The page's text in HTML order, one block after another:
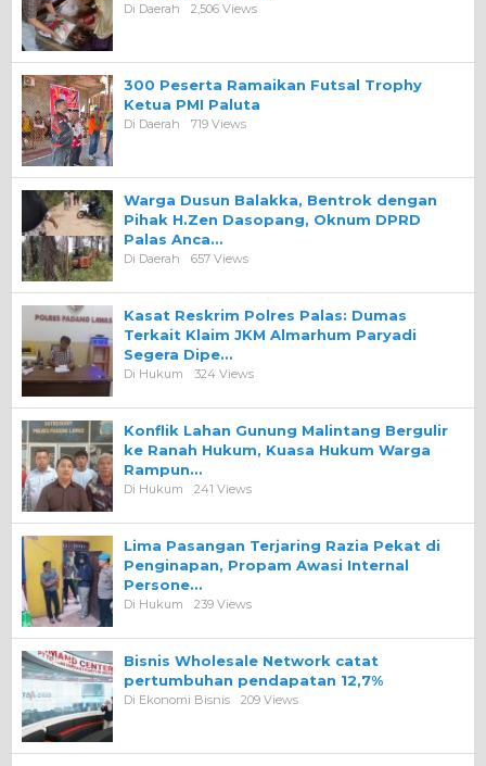
Di Daerah 2,506 Views
300 Peserta Ramaikan Futsal Trophy
Ketua PMI Paluta
Di Daerah 719 Views
Warga Dusun Balakka, Bentrok dengan
Pihak H.Zen Dasopang, Oknum DPRD
Palas Anca…
Di Daerah 657 Views
Kasat Reskrim Polres Palas: Dumas
Terkait Klaim JKM Almarhum Paryadi
Segera Dipe…
Di Hukum 324 Views
Konflik Lahan Gunung Malintang Bergulir
ke Ranah Hukum, Kuasa Hukum Warga
Rampun…
Di Hukum 241 Views
Lima Pasangan Terjaring Razia Pekat di
Penginapan, Propam Awasi Internal
Persone…
Di Hukum 239 Views
Bisnis Wholesale Network catat
pertumbuhan pendapatan 12,7%
Di Ekonomi Bisnis 209 Views